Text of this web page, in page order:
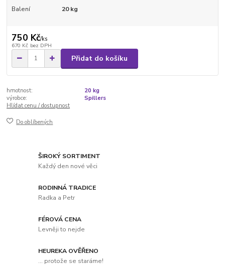
Balení
20 kg
750 Kč/ks
670 Kč bez DPH
Přidat do košíku
hmotnost:
20 kg
výrobce:
Spillers
Hlídat cenu / dostupnost
Do oblíbených
ŠIROKÝ SORTIMENT
Každý den nové věci
RODINNÁ TRADICE
Radka a Petr
FÉROVÁ CENA
Levněji to nejde
HEUREKA OVĚŘENO
... protože se staráme!